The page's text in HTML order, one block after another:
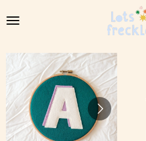
direct
de
hoofdinhoud